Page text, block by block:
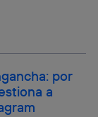
por
a